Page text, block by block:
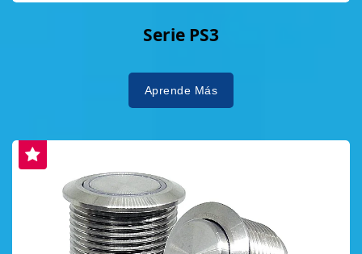
Serie PS3
Aprende Más